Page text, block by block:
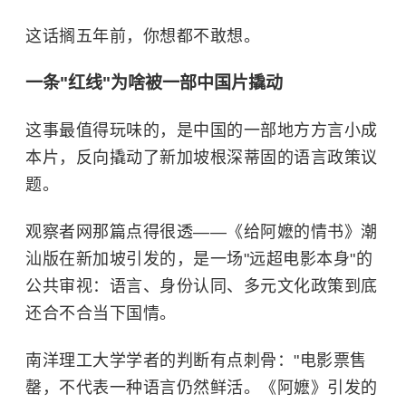
这话搁五年前，你想都不敢想。
一条"红线"为啥被一部中国片撬动
这事最值得玩味的，是中国的一部地方方言小成
本片，反向撬动了新加坡根深蒂固的语言政策议
题。
观察者网那篇点得很透——《给阿嬷的情书》潮
汕版在新加坡引发的，是一场"远超电影本身"的
公共审视：语言、身份认同、多元文化政策到底
还合不合当下国情。
南洋理工大学学者的判断有点刺骨："电影票售
罄，不代表一种语言仍然鲜活。《阿嬷》引发的